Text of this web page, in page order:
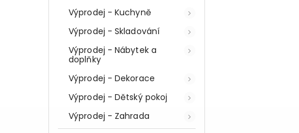
Výprodej - Kuchyně
Výprodej - Skladování
Výprodej - Nábytek a
doplňky
Výprodej - Dekorace
Výprodej - Dětský pokoj
Výprodej - Zahrada